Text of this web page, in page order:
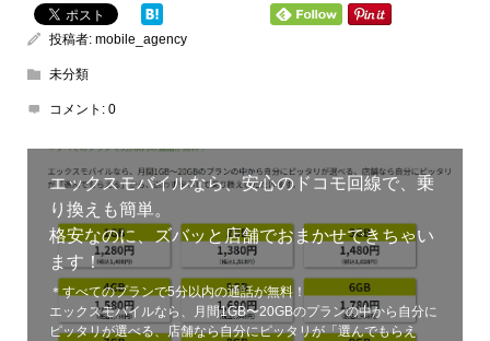
投稿者: mobile_agency
未分類
コメント: 0
エックスモバイルなら、安心のドコモ回線で、乗
り換えも簡単。
格安なのに、ズバッと店舗でおまかせできちゃい
ます！
＊すべてのプランで5分以内の通話が無料！
エックスモバイルなら、月間1GB〜20GBのプランの中から自分に
ピッタリが選べる、店舗なら自分にピッタリが「選んでもらえ